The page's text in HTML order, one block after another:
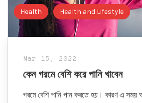
Health Health and Lifestyle
Mar 15, 2022
কেন গরমে বেশি করে পানি খাবেন
গরমে বেশি পানি পান করতে হয়। কারণ এ সময়